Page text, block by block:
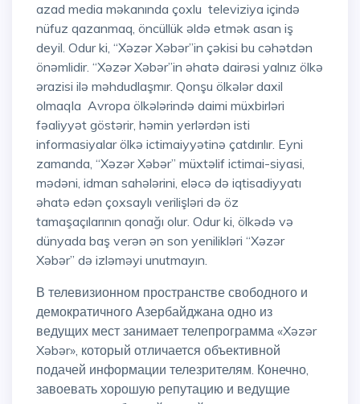
azad media məkanında çoxlu televiziya içində
nüfuz qazanmaq, öncüllük əldə etmək asan iş
deyil. Odur ki, “Xəzər Xəbər”in çəkisi bu cəhətdən
önəmlidir. “Xəzər Xəbər”in əhatə dairəsi yalnız ölkə
ərazisi ilə məhdudlaşmır. Qonşu ölkələr daxil
olmaqla Avropa ölkələrində daimi müxbirləri
fəaliyyət göstərir, həmin yerlərdən isti
informasiyalar ölkə ictimaiyyətinə çatdırılır. Eyni
zamanda, “Xəzər Xəbər” müxtəlif ictimai-siyasi,
mədəni, idman sahələrini, eləcə də iqtisadiyyatı
əhatə edən çoxsaylı verilişləri də öz
tamaşaçılarının qonağı olur. Odur ki, ölkədə və
dünyada baş verən ən son yenilikləri “Xəzər
Xəbər” də izləməyi unutmayın.
В телевизионном пространстве свободного и
демократичного Азербайджана одно из
ведущих мест занимает телепрограмма «Xəzər
Xəbər», который отличается объективной
подачей информации телезрителям. Конечно,
завоевать хорошую репутацию и ведущие